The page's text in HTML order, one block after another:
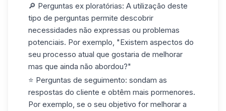
🔎 Perguntas ex ploratórias: A utilização deste
tipo de perguntas permite descobrir
necessidades não expressas ou problemas
potenciais. Por exemplo, "Existem aspectos do
seu processo atual que gostaria de melhorar
mas que ainda não abordou?"
⭐️ Perguntas de seguimento: sondam as
respostas do cliente e obtêm mais pormenores.
Por exemplo, se o seu objetivo for melhorar a